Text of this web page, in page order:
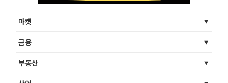
마켓
금융
부동산